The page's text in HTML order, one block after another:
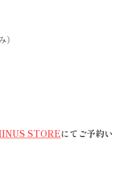
STOREにてご予約い